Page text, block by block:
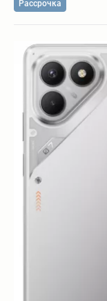
Рассрочка